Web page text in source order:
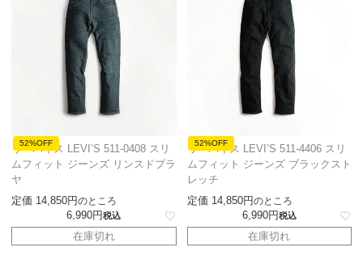
52%OFF
リーバイス LEVI’S 511-0408 スリ
ムフィット ジーンズ リンスドプラ
ヤ
定価 14,850 のところ
6,990 税込
在庫切れ
52%OFF
リーバイス LEVI’S 511-4406 スリ
ムフィット ジーンズ ブラックスト
レッチ
定価 14,850 のところ
6,990 税込
在庫切れ